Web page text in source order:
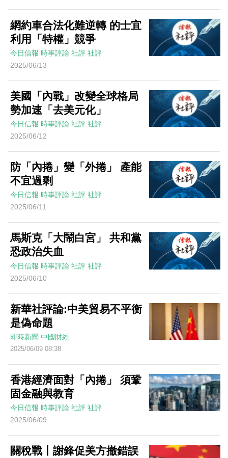
網約車合法化難逆轉 的士宜
利用「特權」競爭
今日信報 時事評論 社評 社評
2025/06/13
美國「內戰」改變全球格局
勢加速「去美元化」
今日信報 時事評論 社評 社評
2025/06/12
防「內捲」變「外捲」 產能
不宜過剩
今日信報 時事評論 社評 社評
2025/06/11
馬斯克「大鬧白宮」 共和黨
恐政治失血
今日信報 時事評論 社評 社評
2025/06/10
新華社評論:中美貿易不平衡
是偽命題
即時新聞 中國財經
2025/06/09 08:38
香港經濟面對「內捲」 須鞏
固金融與教育
今日信報 時事評論 社評 社評
2025/06/09
關稅戰丨謝鋒促美方撤錯誤